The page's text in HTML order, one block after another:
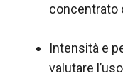
concentrato
Intensità e
valutare